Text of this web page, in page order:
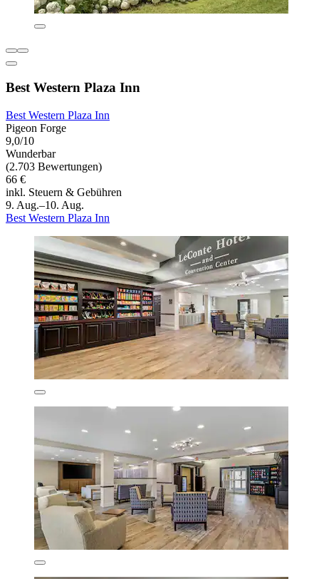
Best Western Plaza Inn
Best Western Plaza Inn
Pigeon Forge
9,0/10
Wunderbar
(2.703 Bewertungen)
66 €
inkl. Steuern & Gebühren
9. Aug.–10. Aug.
Best Western Plaza Inn